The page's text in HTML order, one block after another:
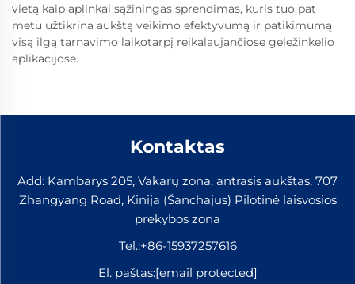
vietą kaip aplinkai sąžiningas sprendimas, kuris tuo pat
metu užtikrina aukštą veikimo efektyvumą ir patikimumą
visą ilgą tarnavimo laikotarpį reikalaujančiose geležinkelio
aplikacijose.
Kontaktas
Add: Kambarys 205, Vakarų zona, antrasis aukštas, 707
Zhangyang Road, Kinija (Šanchajus) Pilotinė laisvosios
prekybos zona
Tel.:+86-15937257616
El. paštas:[email protected]